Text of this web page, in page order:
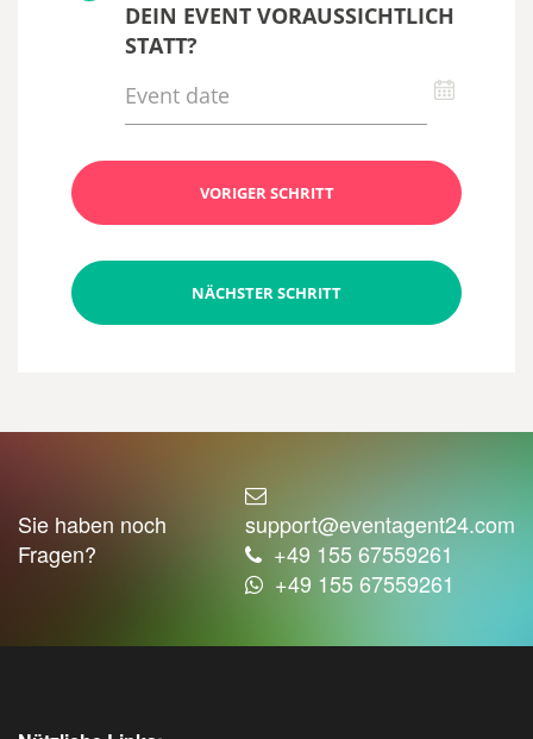
DEIN EVENT VORAUSSICHTLICH
STATT?
VORIGER SCHRITT
NÄCHSTER SCHRITT
Sie haben noch
Fragen?
support@eventagent24.com
+49 155 67559261
+49 155 67559261